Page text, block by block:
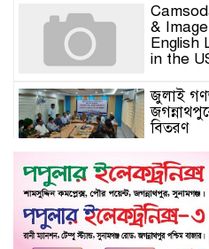
&
English
in the
জুলাই
বিতরণ
কয়ছর
না